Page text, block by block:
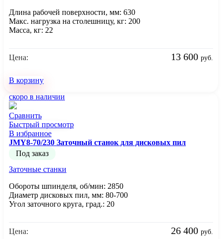
Цена: 13 600 руб.
Длина рабочей поверхности, мм: 630
Макс. нагрузка на столешницу, кг: 200
Масса, кг: 22
В корзину
скоро в наличии
Сравнить
Быстрый просмотр
В избранное
JMY8-70/230 Заточный станок для дисковых пил
Под заказ
Заточные станки
Цена: 26 400 руб.
Обороты шпинделя, об/мин: 2850
Диаметр дисковых пил, мм: 80-700
Угол заточного круга, град.: 20